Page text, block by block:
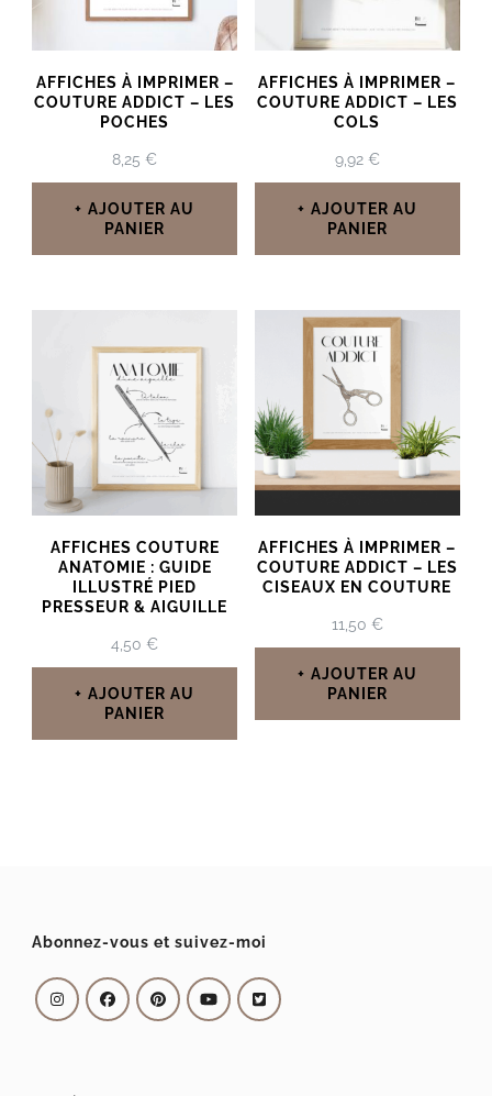
AFFICHES À IMPRIMER –
COUTURE ADDICT – LES
POCHES
8,25€
AJOUTER AU
PANIER
AFFICHES À IMPRIMER –
COUTURE ADDICT – LES
COLS
9,92 €
AJOUTER AU
PANIER
AFFICHES COUTURE
ANATOMIE : GUIDE
ILLUSTRÉ PIED
PRESSEUR & AIGUILLE
4,50€
AJOUTER AU
PANIER
AFFICHES À IMPRIMER –
COUTURE ADDICT – LES
CISEAUX EN COUTURE
11,50 €
AJOUTER AU
PANIER
Abonnez-vous et suivez-moi